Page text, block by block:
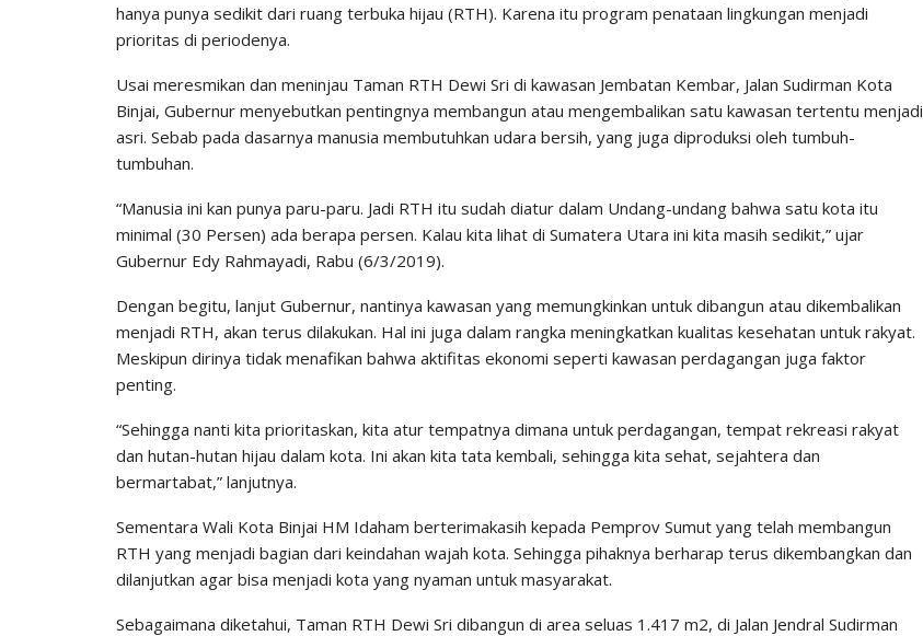
hanya punya sedikit dari ruang terbuka hijau (RTH). Karena itu program penataan lingkungan menjadi
prioritas di periodenya.
Usai meresmikan dan meninjau Taman RTH Dewi Sri di kawasan Jembatan Kembar, Jalan Sudirman Kota
Binjai, Gubernur menyebutkan pentingnya membangun atau mengembalikan satu kawasan tertentu menjadi
asri. Sebab pada dasarnya manusia membutuhkan udara bersih, yang juga diproduksi oleh tumbuh-
tumbuhan.
“Manusia ini kan punya paru-paru. Jadi RTH itu sudah diatur dalam Undang-undang bahwa satu kota itu
minimal (30 Persen) ada berapa persen. Kalau kita lihat di Sumatera Utara ini kita masih sedikit,” ujar
Gubernur Edy Rahmayadi, Rabu (6/3/2019).
Dengan begitu, lanjut Gubernur, nantinya kawasan yang memungkinkan untuk dibangun atau dikembalikan
menjadi RTH, akan terus dilakukan. Hal ini juga dalam rangka meningkatkan kualitas kesehatan untuk rakyat.
Meskipun dirinya tidak menafikan bahwa aktifitas ekonomi seperti kawasan perdagangan juga faktor
penting.
“Sehingga nanti kita prioritaskan, kita atur tempatnya dimana untuk perdagangan, tempat rekreasi rakyat
dan hutan-hutan hijau dalam kota. Ini akan kita tata kembali, sehingga kita sehat, sejahtera dan
bermartabat,” lanjutnya.
Sementara Wali Kota Binjai HM Idaham berterimakasih kepada Pemprov Sumut yang telah membangun
RTH yang menjadi bagian dari keindahan wajah kota. Sehingga pihaknya berharap terus dikembangkan dan
dilanjutkan agar bisa menjadi kota yang nyaman untuk masyarakat.
Sebagaimana diketahui, Taman RTH Dewi Sri dibangun di area seluas 1.417 m2, di Jalan Jendral Sudirman